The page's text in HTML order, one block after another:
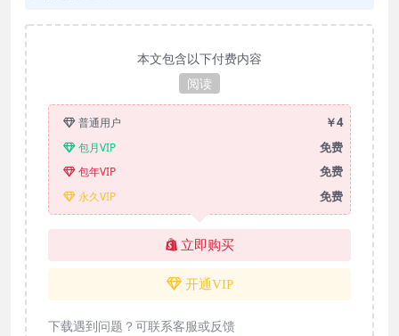
本文包含以下付费内容
阅读
普通用户 ￥4
包月VIP 免费
包年VIP 免费
永久VIP 免费
立即购买
开通VIP
下载遇到问题？可联系客服或反馈